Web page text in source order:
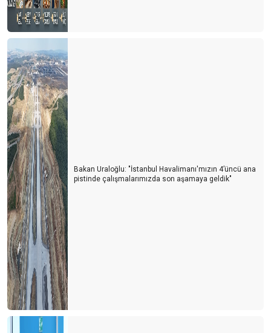
Siyasetin turizme bakış açısı
ITB Berlin Turizm Fuarının ardından
Otelciler arada kaldı
Otelciler, depremzedelerin yaralarını sarıyor
Turizmde 2022’nin Ardından 2023 yılı beklentileri
Konaklama vergisi muamması sürüyor
1 Milyon turist nerede?
Turist sayısı arttıkça kazalar da artıyor
Doldur boşalt turizmi
THY'de neler oluyor?
Tur otobüsleri kazaları artmaya başladı
Kastamonu'ya yolumuz düştü
Türkiye'de cruise turları neden artmıyor?
Avrupa'da tanıtım elçisi
Bakan Uraloğlu: "İstanbul Havalimanı'mızın 4’üncü ana
pistinde çalışmalarımızda son aşamaya geldik"